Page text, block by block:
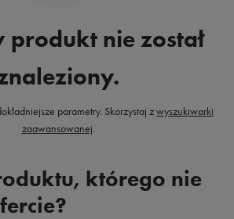
produkt nie został
parametry. Skorzystaj zwyszukiwarki
zaawansowanej.
którego nie